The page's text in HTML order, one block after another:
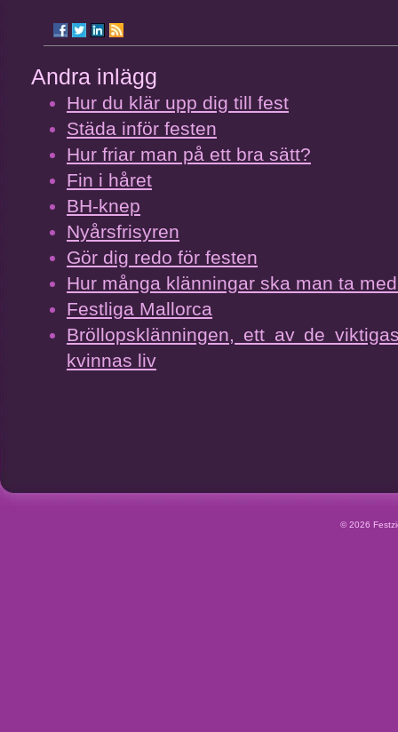
Andra inlägg
Hur du klär upp dig till fest
Städa inför festen
Hur friar man på ett bra sätt?
Fin i håret
BH-knep
Nyårsfrisyren
Gör dig redo för festen
Hur många klänningar ska man ta
Festliga Mallorca
Bröllopsklänningen, ett av de
kvinnas liv
© 2026